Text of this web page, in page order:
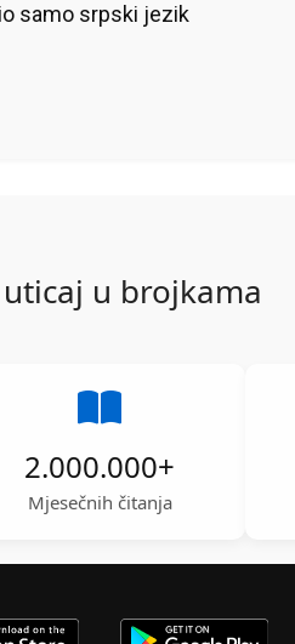
samo srpski jezik
u brojkama
2.000.000+
Mjesečnih čitanja